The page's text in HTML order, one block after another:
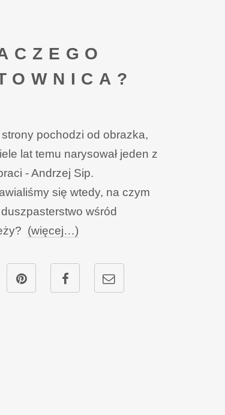
pochodzi od obrazka,
lat temu narysował jeden z
- Andrzej Sip.
się wtedy, na czym
wśród
(więcej…)